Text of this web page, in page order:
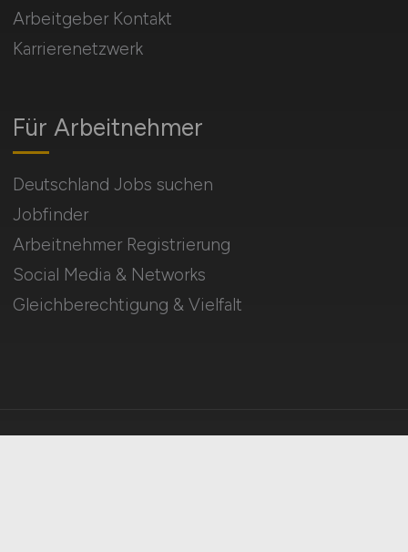
Für Arbeitnehmer
Deutschland Jobs suchen
Jobfinder
Arbeitnehmer Registrierung
Social Media & Networks
Gleichberechtigung & Vielfalt
Arbeitgeber Kontakt
Karrierenetzwerk